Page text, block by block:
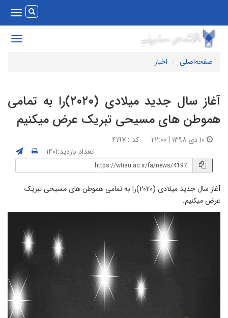
Toggle
Toggle
صفحه‌اصلی
اخبار
آغاز سال جدید میلادی (۲۰۲۰)را به تمامی
های مسیحی تبریک عرض میکنیم
کد : ۴۱۹۷
تعداد بازدید:۱۴۰۱
آغاز سال جدید میلادی (۲۰۲۰)را به تمامی هموطن های مسیحی تبریک
میکنیم.